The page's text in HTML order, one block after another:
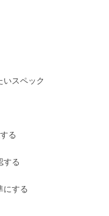
スペック
る
する
にする